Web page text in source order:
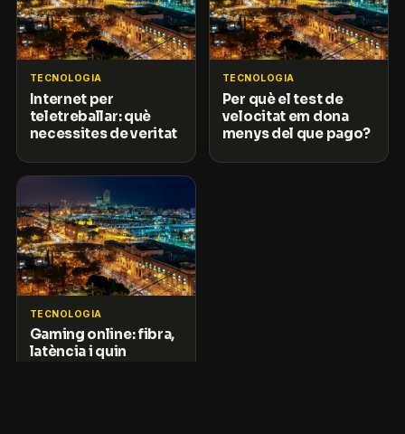
TECNOLOGIA
Internet per
teletreballar: què
necessites de veritat
TECNOLOGIA
Per què el test de
velocitat em dona
menys del que pago?
TECNOLOGIA
Gaming online: fibra,
latència i quin